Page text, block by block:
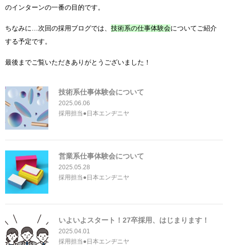
のインターンの一番の目的です。
ちなみに…次回の採用ブログでは、 技術系の仕事体験会についてご紹介
する予定です。
最後までご覧いただきありがとうございました！
技術系仕事体験会について
2025.06.06
採用担当●日本エンヂニヤ
営業系仕事体験会について
2025.05.28
採用担当●日本エンヂニヤ
いよいよスタート！27卒採用、はじまります！
2025.04.01
採用担当●日本エンヂニヤ